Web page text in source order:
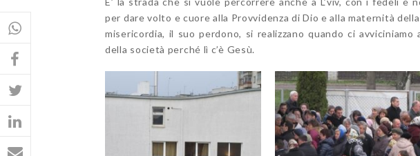
per dare volto e cuore alla Provvidenza di Dio e alla maternità
misericordia, il suo perdono, si realizzano quando ci
della società perché lì c’è Gesù.